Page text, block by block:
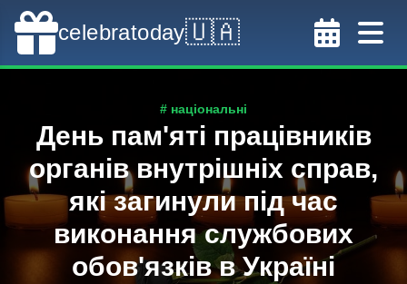
celebratoday🇺🇦
# національні
День пам'яті працівників
органів внутрішніх справ,
які загинули під час
виконання службових
обов'язків в Україні